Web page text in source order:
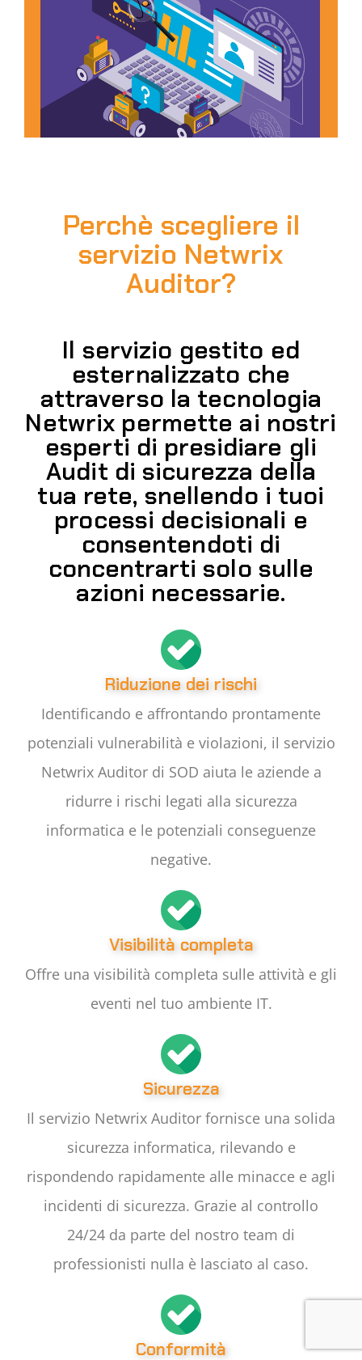
Perchè scegliere il
servizio Netwrix
Auditor?
Il servizio gestito ed
esternalizzato che
attraverso la tecnologia
Netwrix permette ai nostri
esperti di presidiare gli
Audit di sicurezza della
tua rete, snellendo i tuoi
processi decisionali e
consentendoti di
concentrarti solo sulle
azioni necessarie.
Riduzione dei rischi
Identificando e affrontando prontamente
potenziali vulnerabilità e violazioni, il servizio
Netwrix Auditor di SOD aiuta le aziende a
ridurre i rischi legati alla sicurezza
informatica e le potenziali conseguenze
negative.
Visibilità completa
Offre una visibilità completa sulle attività e gli
eventi nel tuo ambiente IT.
Sicurezza
Il servizio Netwrix Auditor fornisce una solida
sicurezza informatica, rilevando e
rispondendo rapidamente alle minacce e agli
incidenti di sicurezza. Grazie al controllo
24/24 da parte del nostro team di
professionisti nulla è lasciato al caso.
Conformità